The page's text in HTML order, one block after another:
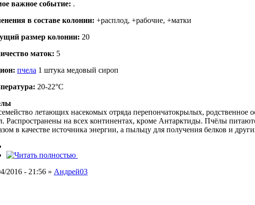
важное событие: .
в составе кoлонии: +расплод, +рабочие, +матки
размер кoлонии: 20
маток: 5
пчела 1 штука медовый сироп
20-22°C
летающих насекомых отряда перепончатокрылых, родственное
Распространены на всех континентах, кроме Антарктиды. Пчёлы
в качестве источника энергии, а пыльцу для получения белков и
2016 - 21:56 » Андрей03